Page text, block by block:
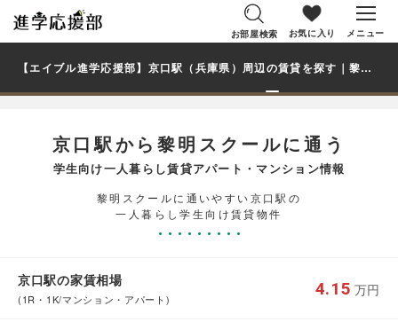
お部屋検索 お気に入り メニュー
【エイブル進学応援部】京口駅（兵庫県）周辺の賃貸を探す｜黎明スクール学生・大学生の一人暮らし向け賃貸マンション・アパート
京口駅から黎明スクールに通う
学生向け一人暮らし賃貸アパート・マンション情報
黎明スクールに通いやすい京口駅の
一人暮らし学生向け賃貸物件
京口駅の家賃相場
(1R・1K/マンション・アパート)
4.15 万円